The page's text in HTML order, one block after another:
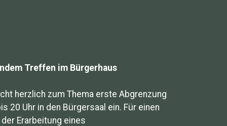
Treffen im Bürgerhaus
herzlich zum Thema erste Abgrenzung
20 Uhr in den Bürgersaal ein. Für einen
Erarbeitung eines